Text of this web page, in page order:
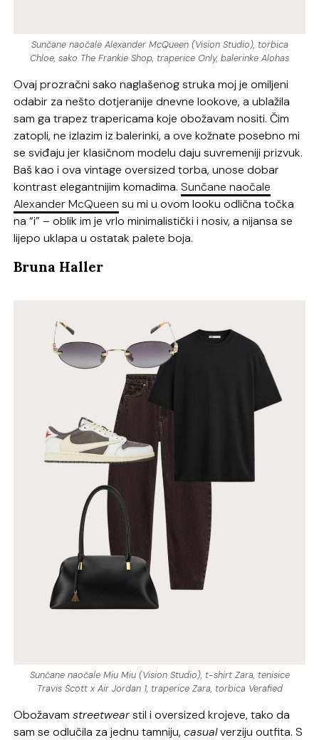
Sunčane naočale Alexander McQueen (Vision Studio), torbica
Chloe, sako The Frankie Shop, traperice Only, balerinke Alohas
Ovaj prozračni sako naglašenog struka moj je omiljeni
odabir za nešto dotjeranije dnevne lookove, a ublažila
sam ga trapez trapericama koje obožavam nositi. Čim
zatopli, ne izlazim iz balerinki, a ove kožnate posebno mi
se sviđaju jer klasičnom modelu daju suvremeniji prizvuk.
Baš kao i ova vintage oversized torba, unose dobar
kontrast elegantnijim komadima.Sunčane naočale
Alexander McQueen su mi u ovom looku odlična točka
na “i” – oblik im je vrlo minimalistički i nosiv, a nijansa se
lijepo uklapa u ostatak palete boja.
Bruna Haller
Sunčane naočale Miu Miu (Vision Studio), t-shirt Zara, tenisice
Travis Scott x Air Jordan 1, traperice Zara, torbica Verafied
Obožavamstreetwearstil i oversized krojeve, tako da
sam se odlučila za jednu tamniju,casualverziju outfita. S